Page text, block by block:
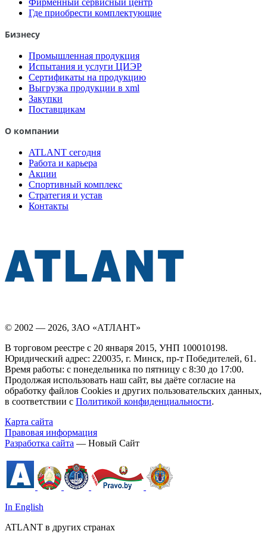
Где приобрести комплектующие
Бизнесу
Промышленная продукция
Испытания и услуги ЦИЭР
Сертификаты на продукцию
Выгрузка продукции в xml
Закупки
Поставщикам
О компании
ATLANT сегодня
Работа и карьера
Акции
Спортивный комплекс
Стратегия и устав
Контакты
© 2002 — 2026, ЗАО «АТЛАНТ»
В торговом реестре с 20 января 2015, УНП 100010198.
Юридический адрес: 220035, г. Минск, пр-т Победителей, 61.
Время работы: с понедельника по пятницу с 8:30 до 17:00.
Продолжая использовать наш сайт, вы даёте согласие на
обработку файлов Cookies и других пользовательских данных,
в соответствии с Политикой конфиденциальности.
Карта сайта
Правовая информация
Разработка сайта — Новый Сайт
In English
ATLANT в других странах